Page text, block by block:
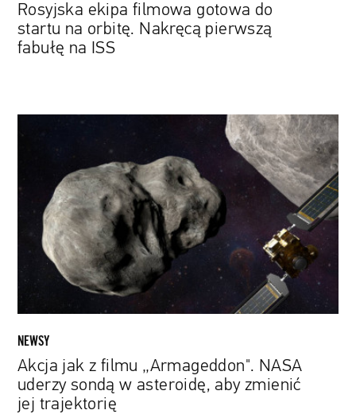
Rosyjska ekipa filmowa gotowa do
startu na orbitę. Nakręcą pierwszą
fabułę na ISS
„Armageddon".
uderzy
aby
zmienić
trajektorię
NEWSY
Akcja jak z filmu „Armageddon". NASA
uderzy sondą w asteroidę, aby zmienić
jej trajektorię